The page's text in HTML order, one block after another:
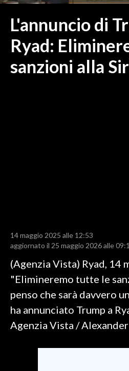
ITALIA
MONDO
RISULTATI E CLASSIFICHE
CALCIO REGIONALE
BASKET
VOLLEY
MOTORI
TENNIS
L'annuncio di
Ryad:
sanzioni alla
14 maggio 2025 alle 12:53
aggiornato il 25 maggio 2026 alle
(Agenzia Vista) Ryad, 14
"Elimineremo tutte le
penso che sarà davvero
ha annunciato Trump a
Agenzia Vista /